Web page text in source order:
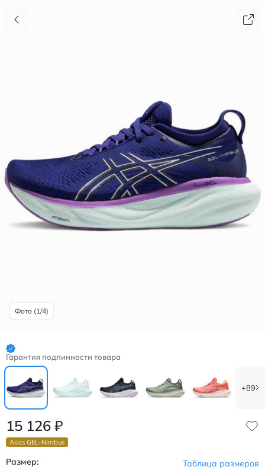
Фото (1/4)
Гарантия подлинности товара
+89
15 126 ₽
Asics GEL-Nimbus
Размер: Таблица размеров